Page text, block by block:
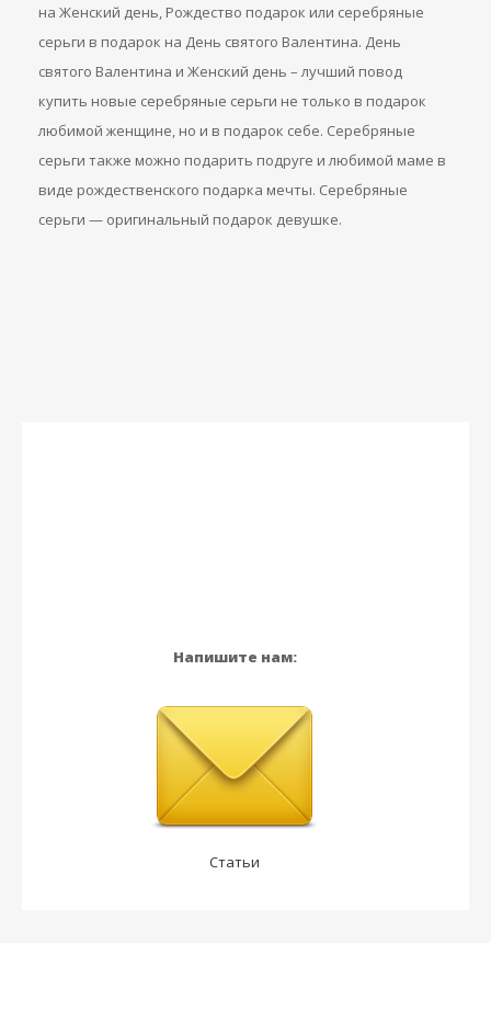
на Женский день, Рождество подарок или серебряные
серьги в подарок на День святого Валентина. День
святого Валентина и Женский день – лучший повод
купить новые серебряные серьги не только в подарок
любимой женщине, но и в подарок себе. Серебряные
серьги также можно подарить подруге и любимой маме в
виде рождественского подарка мечты. Серебряные
серьги — оригинальный подарок девушке.
Напишите нам:
Статьи